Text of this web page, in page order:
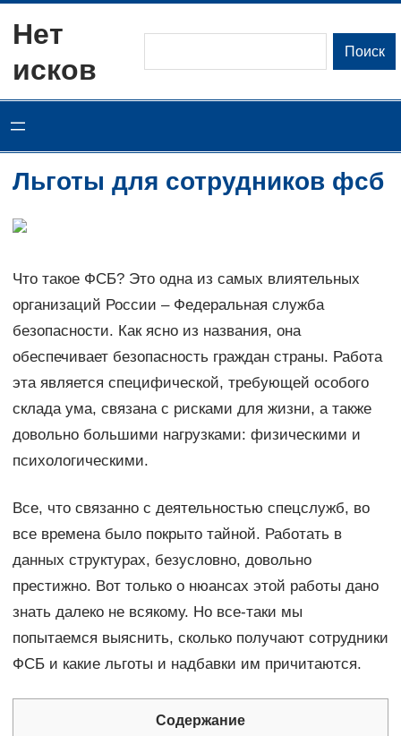
содержимому
Нет
исков
Поиск
Льготы для сотрудников фсб
Что такое ФСБ? Это одна из самых влиятельных
организаций России – Федеральная служба
безопасности. Как ясно из названия, она
обеспечивает безопасность граждан страны. Работа
эта является специфической, требующей особого
склада ума, связана с рисками для жизни, а также
довольно большими нагрузками: физическими и
психологическими.
Все, что связанно с деятельностью спецслужб, во
все времена было покрыто тайной. Работать в
данных структурах, безусловно, довольно
престижно. Вот только о нюансах этой работы дано
знать далеко не всякому. Но все-таки мы
попытаемся выяснить, сколько получают сотрудники
ФСБ и какие льготы и надбавки им причитаются.
Содержание